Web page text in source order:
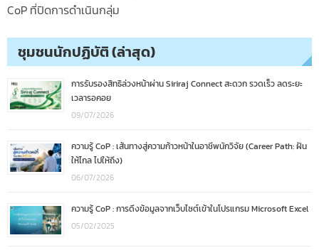
CoP ที่ปิดการดำเนินกลุ่ม
ชุมชนนักปฏิบัติ (ล่าสุด)
การรับรองสิทธิล่วงหน้าผ่าน Siriraj Connect สะดวก รวดเร็ว ลดระยะ
เวลารอคอย
09/07/2026
ความรู้ CoP : เส้นทางสู่ความก้าวหน้าในอาชีพนักวิจัย (Career Path: ฝัน
ให้ไกล ไปให้ถึง)
06/07/2026
ความรู้ CoP : การดึงข้อมูลจากเว็บไซต์เข้าในโปรแกรม Microsoft Excel
05/02/2025